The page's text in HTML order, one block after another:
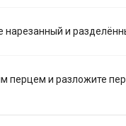
нарезанный и
перцем и разложите